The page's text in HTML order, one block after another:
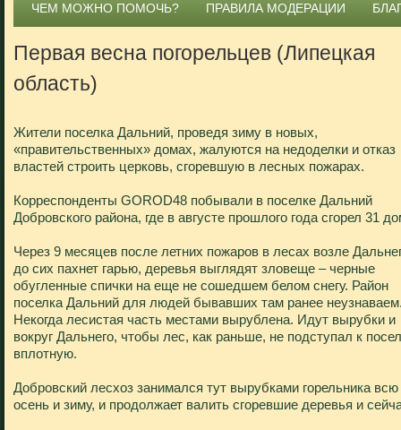
ЧЕМ МОЖНО ПОМОЧЬ?
ПРАВИЛА МОДЕРАЦИИ
Первая весна погорельцев (Липецкая
область)
Жители поселка Дальний, проведя зиму в новых,
«правительственных» домах, жалуются на недоделки и отказ
властей строить церковь, сгоревшую в лесных пожарах.
Корреспонденты GOROD48 побывали в поселке Дальний
Добровского района, где в августе прошлого года сгорел 31
Через 9 месяцев после летних пожаров в лесах возле
до сих пахнет гарью, деревья выглядят зловеще – черные
обугленные спички на еще не сошедшем белом снегу. Район
поселка Дальний для людей бывавших там ранее
Некогда лесистая часть местами вырублена. Идут вырубки и
вокруг Дальнего, чтобы лес, как раньше, не подступал к
вплотную.
Добровский лесхоз занимался тут вырубками горельника всю
осень и зиму, и продолжает валить сгоревшие деревья и